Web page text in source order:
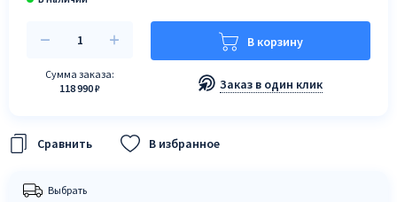
Сумма заказа:
118 990 ₽
В корзину
Заказ в один клик
В избранное
Выбрать